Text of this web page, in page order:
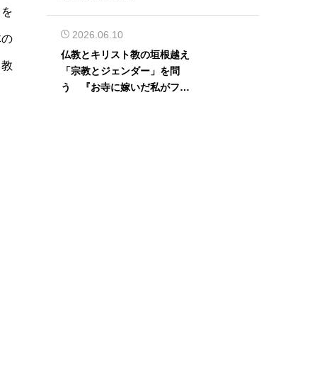
2026.06.10
仏教とキリスト教の垣根越え
「宗教とジェンダー」を問
う 『お寺に嫁いだ私がフェ